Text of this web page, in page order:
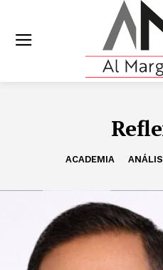
ACADEMIA